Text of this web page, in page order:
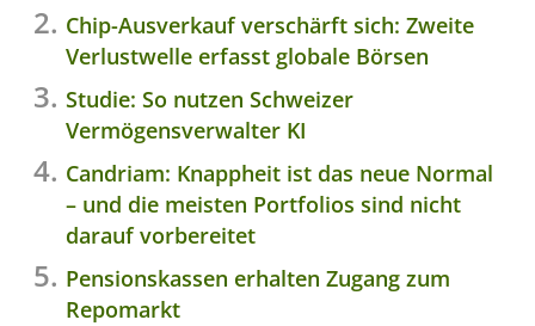
Chip-Ausverkauf verschärft sich: Zweite
Verlustwelle erfasst globale Börsen
Studie: So nutzen Schweizer
Vermögensverwalter KI
Candriam: Knappheit ist das neue Normal
– und die meisten Portfolios sind nicht
darauf vorbereitet
Pensionskassen erhalten Zugang zum
Repomarkt